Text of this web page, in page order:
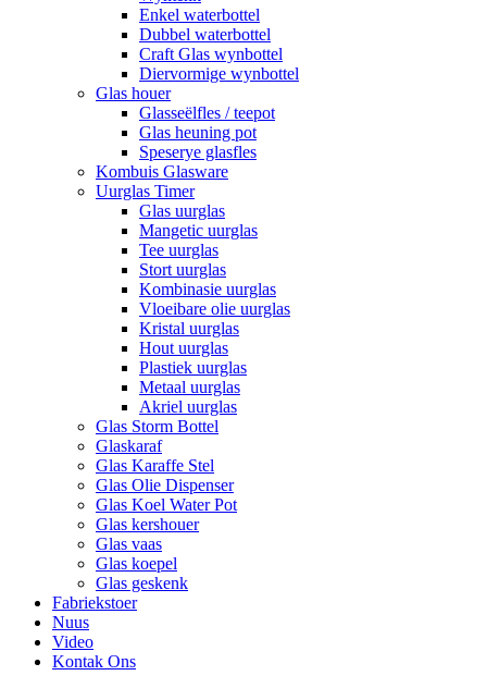
Enkel waterbottel
Dubbel waterbottel
Craft Glas wynbottel
Diervormige wynbottel
Glas houer
Glasseëlfles / teepot
Glas heuning pot
Speserye glasfles
Kombuis Glasware
Uurglas Timer
Glas uurglas
Mangetic uurglas
Tee uurglas
Stort uurglas
Kombinasie uurglas
Vloeibare olie uurglas
Kristal uurglas
Hout uurglas
Plastiek uurglas
Metaal uurglas
Akriel uurglas
Glas Storm Bottel
Glaskaraf
Glas Karaffe Stel
Glas Olie Dispenser
Glas Koel Water Pot
Glas kershouer
Glas vaas
Glas koepel
Glas geskenk
Fabriekstoer
Nuus
Video
Kontak Ons